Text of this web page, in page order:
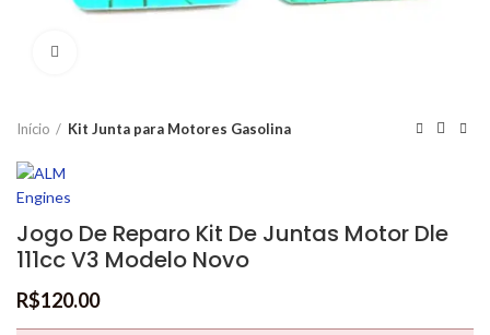
Início Kit Junta para Motores Gasolina
Jogo De Reparo Kit De Juntas Motor Dle
111cc V3 Modelo Novo
R$120.00